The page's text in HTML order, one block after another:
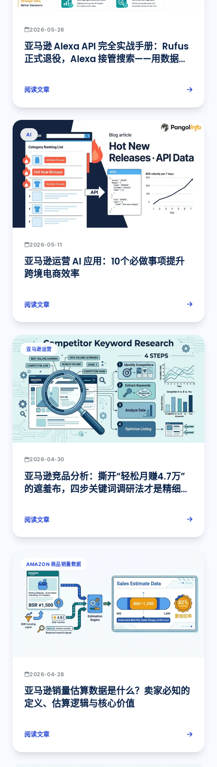
2026-05-26
亚马逊 Alexa API 完全实战手册：Rufus
正式退役，Alexa 接管搜索——用数据赢
阅读文章
AI
2026-05-11
亚马逊运营 AI 应用：10个必做事项提升
跨境电商效率
阅读文章
亚马逊运营
2026-04-30
亚马逊竞品分析：撕开“轻松月赚4.7万”
的遮羞布，四步关键词调研法才是精细化
阅读文章
AMAZON 商品销量数据
2026-04-28
亚马逊销量估算数据是什么？卖家必知的
定义、估算逻辑与核心价值
阅读文章